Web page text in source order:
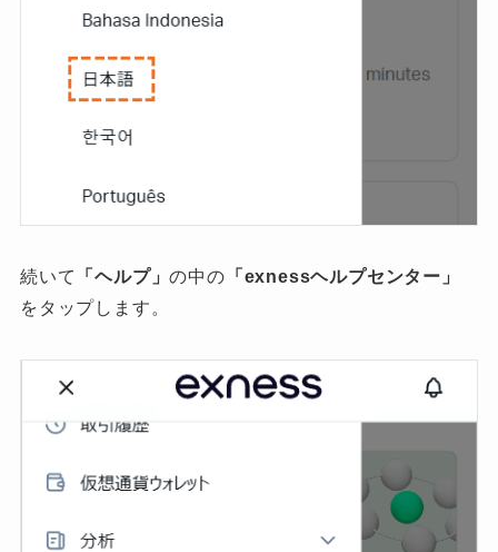
続いて 「ヘルプ」の中の 「exnessヘルプセンター」
をタップします。